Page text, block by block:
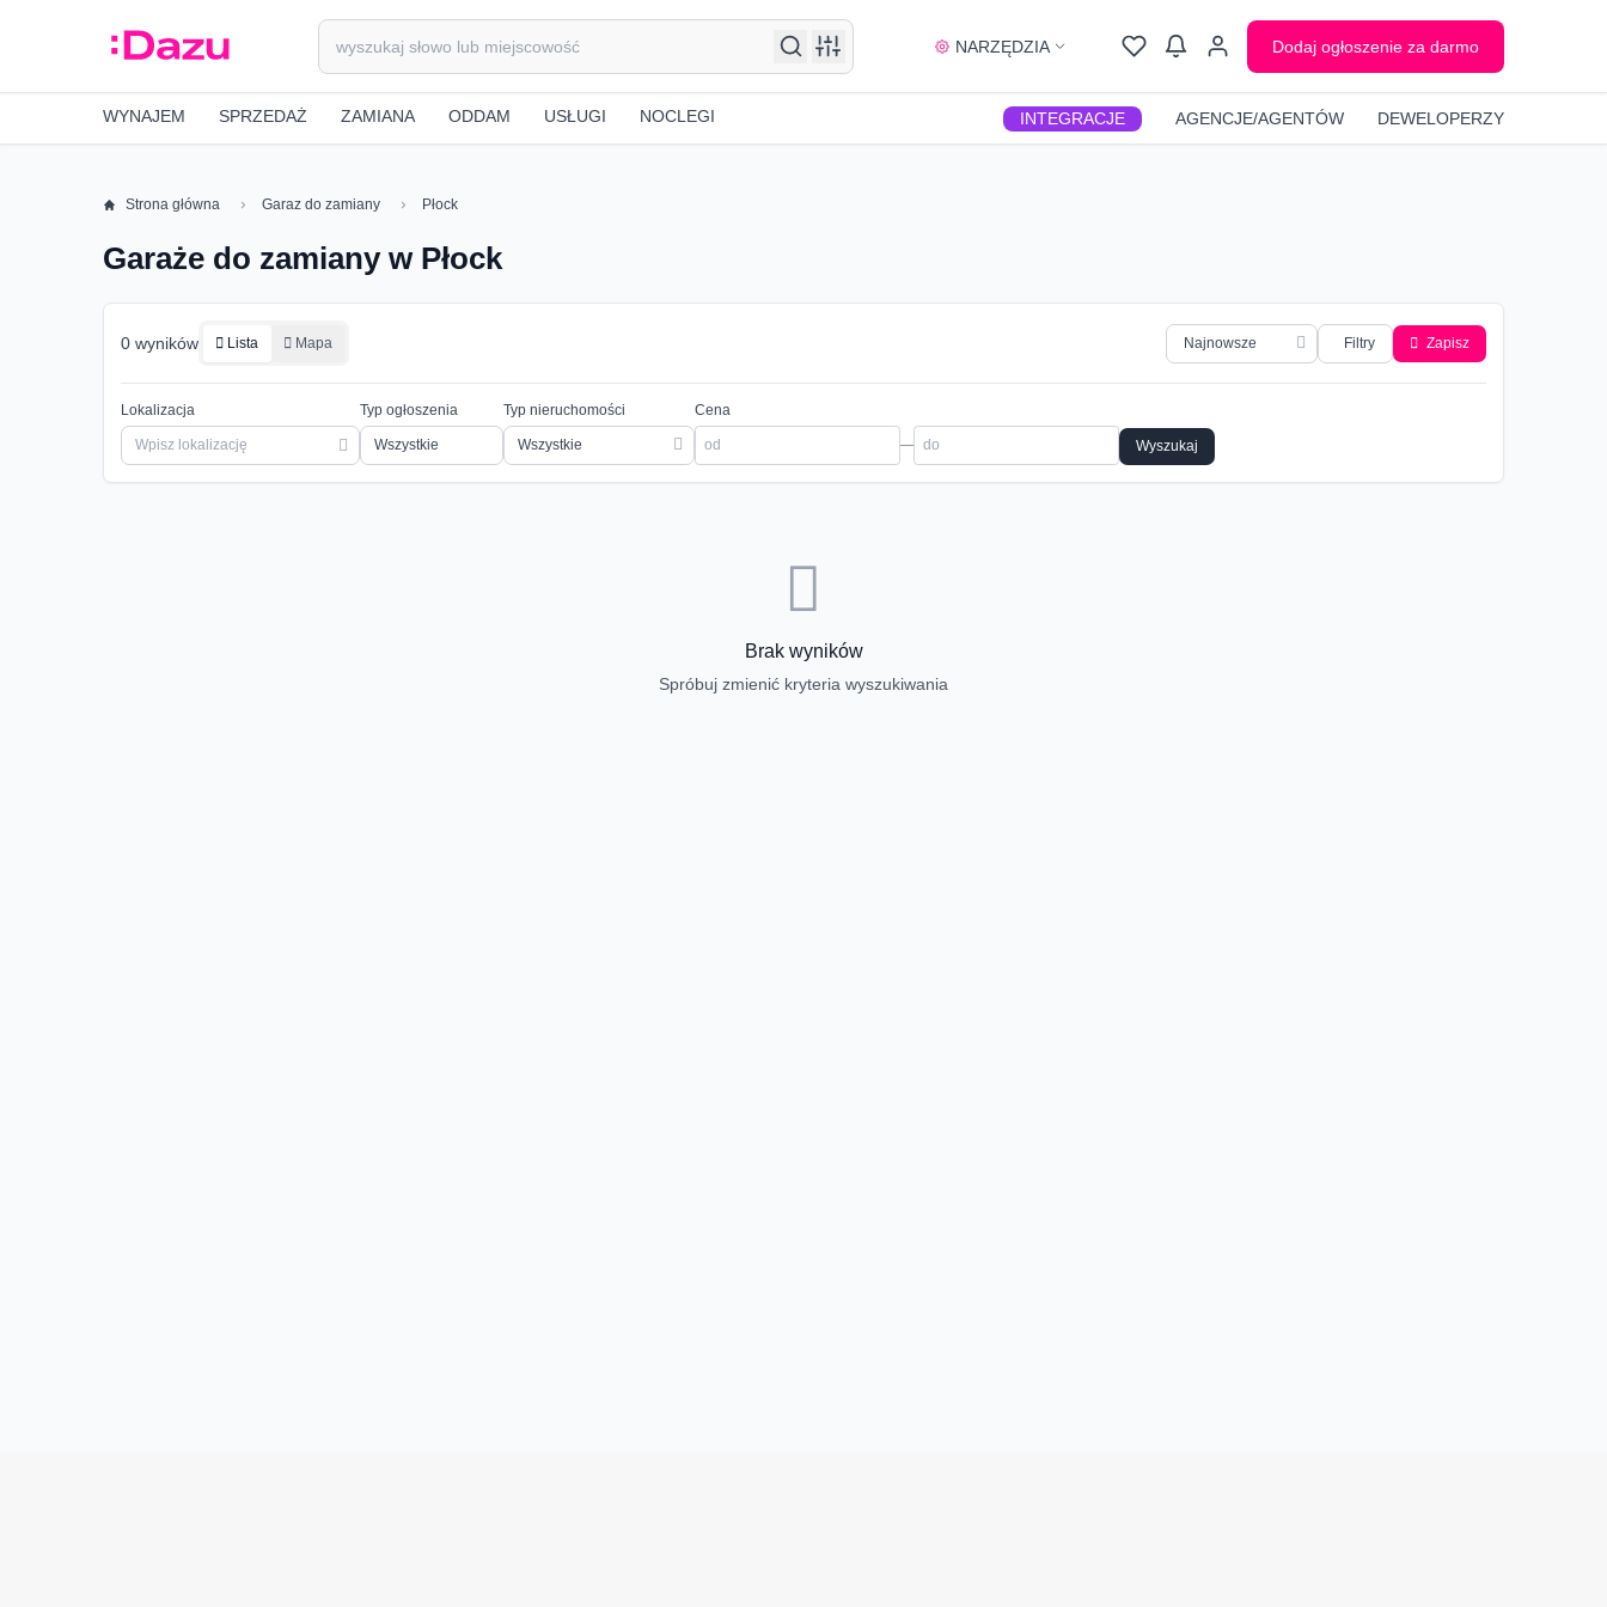
NARZĘDZIA Dodaj ogłoszenie za darmo
WYNAJEM SPRZEDAŻ ZAMIANA ODDAM USŁUGI NOCLEGI INTEGRACJE AGENCJE/AGENTÓW DEWELOPERZY
Strona główna Garaz do zamiany Płock
Garaże do zamiany w Płock
0 wyników Lista Mapa Filtry Zapisz
Lokalizacja Typ ogłoszenia Typ nieruchomości
Wszystkie
Cena
— Wyszukaj
Brak wyników
Spróbuj zmienić kryteria wyszukiwania